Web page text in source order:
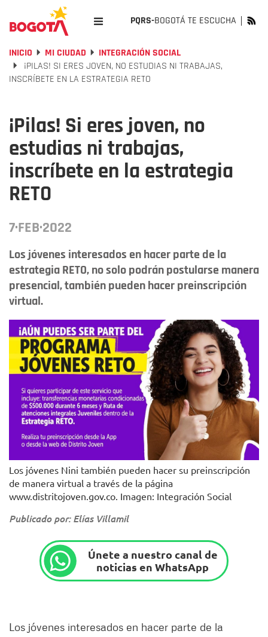
PQRS-BOGOTÁ TE ESCUCHA
INICIO MI CIUDAD
INTEGRACIÓN SOCIAL
¡PILAS! SI ERES JOVEN, NO ESTUDIAS NI TRABAJAS,
INSCRÍBETE EN LA ESTRATEGIA RETO
¡Pilas! Si eres joven, no
estudias ni trabajas,
inscríbete en la estrategia
RETO
7·FEB·2022
Los jóvenes interesados en hacer parte de la
estrategia RETO, no solo podrán postularse manera
presencial, también pueden hacer preinscripción
virtual.
Los jóvenes Nini también pueden hacer su preinscripción
de manera virtual a través de la página
www.distritojoven.gov.co. Imagen: Integración Social
Publicado por: Elías Villamil
Únete a nuestro canal de
noticias en WhatsApp
Los jóvenes interesados en hacer parte de la